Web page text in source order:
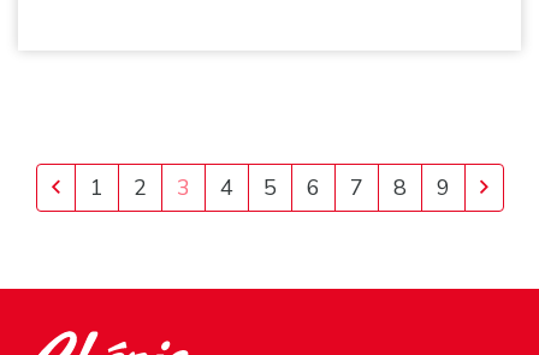
Previous
1 2 3 4 5 6 7 8 9 Next